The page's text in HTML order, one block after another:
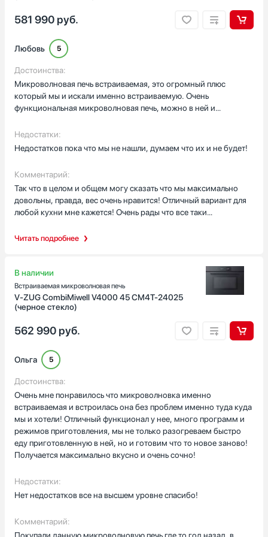
581 990 руб.
Читать подробнее
Любовь 5
Достоинства:
Микроволновая печь встраиваемая, это огромный плюс
который мы и искали именно встраиваемую. Очень
функциональная микроволновая печь, можно в ней и
вообще не портится и не сушится , получается так же сочно как
и только что приготовили), ну и вообще приготовить что то
быстро несложное тоже получается максимально вкусно и
Недостатки:
Недостатков пока что мы не нашли, думаем что их и не будет!
Комментарий:
Так что в целом и общем могу сказать что мы максимально
довольны, правда, вес очень нравится! Отличный вариант для
любой кухни мне кажется! Очень рады что все таки
другом! Спасибо большое, советую конечно же приобрести!
В наличии
Встраиваемая микроволновая печь
V-ZUG CombiMiwell V4000 45 CM4T-24025
(черное стекло)
562 990 руб.
Ольга 5
Достоинства:
Очень мне понравилось что микроволновка именно
встраиваемая и встроилась она без проблем именно туда куда
мы и хотели! Отличный функционал у нее, много программ и
режимов приготовления, мы не только разогреваем быстро
еду приготовленную в ней, но и готовим что то новое заново!
Получается максимально вкусно и очень сочно!
Недостатки:
Нет недостатков все на высшем уровне спасибо!
Комментарий: